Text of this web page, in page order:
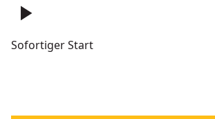
play_arrow
Sofortiger Start